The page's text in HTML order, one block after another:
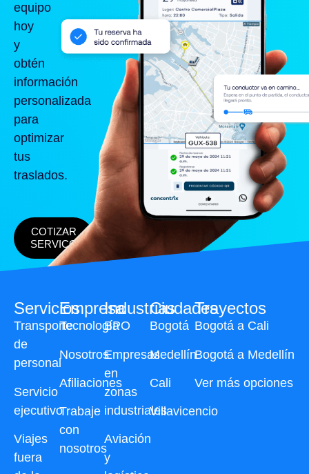
equipo
hoy
y
obtén
información
personalizada
para
optimizar
tus
traslados.
COTIZAR
SERVICO
Servicios
Transporte
de
personal
Servicio
ejecutivo
Viajes
fuera
Industrias
BPO
Empresas
en
zonas
industriales
Aviación
y
Ciudades
Bogotá
Medellín
Cali
Villavicencio
Trayectos
Bogotá a Cali
Bogotá a Medellín
Ver más opciones
Empresa
Tecnología
Nosotros
Afiliaciones
Trabaje
con
nosotros